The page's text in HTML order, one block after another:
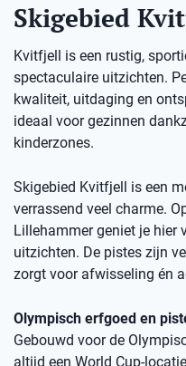
Skigebied
Kvitfjell is een rustig,
spectaculaire uitzichten.
kwaliteit, uitdaging en
ideaal voor gezinnen
kinderzones.
Skigebied Kvitfjell is een
verrassend veel charme.
Lillehammer geniet je hier
uitzichten. De pistes zijn
zorgt voor afwisseling én
Olympisch erfgoed en
Gebouwd voor de
altijd een World Cup-